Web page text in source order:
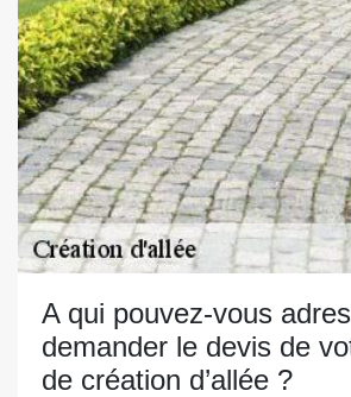
A qui pouvez-vous
demander le devis de
de création d’allée ?